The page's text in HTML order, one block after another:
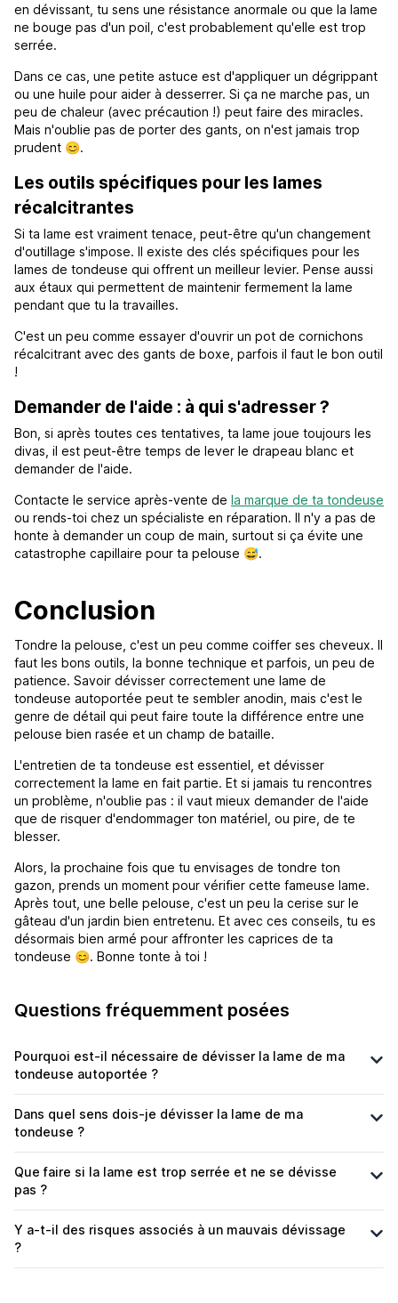
en dévissant, tu sens une résistance anormale ou que la lame
ne bouge pas d'un poil, c'est probablement qu'elle est trop
serrée.
Dans ce cas, une petite astuce est d'appliquer un dégrippant
ou une huile pour aider à desserrer. Si ça ne marche pas, un
peu de chaleur (avec précaution !) peut faire des miracles.
Mais n'oublie pas de porter des gants, on n'est jamais trop
prudent 😊.
Les outils spécifiques pour les lames
récalcitrantes
Si ta lame est vraiment tenace, peut-être qu'un changement
d'outillage s'impose. Il existe des clés spécifiques pour les
lames de tondeuse qui offrent un meilleur levier. Pense aussi
aux étaux qui permettent de maintenir fermement la lame
pendant que tu la travailles.
C'est un peu comme essayer d'ouvrir un pot de cornichons
récalcitrant avec des gants de boxe, parfois il faut le bon outil
!
Demander de l'aide : à qui s'adresser ?
Bon, si après toutes ces tentatives, ta lame joue toujours les
divas, il est peut-être temps de lever le drapeau blanc et
demander de l'aide.
Contacte le service après-vente de la marque de ta tondeuse
ou rends-toi chez un spécialiste en réparation. Il n'y a pas de
honte à demander un coup de main, surtout si ça évite une
catastrophe capillaire pour ta pelouse 😅.
Conclusion
Tondre la pelouse, c'est un peu comme coiffer ses cheveux. Il
faut les bons outils, la bonne technique et parfois, un peu de
patience. Savoir dévisser correctement une lame de
tondeuse autoportée peut te sembler anodin, mais c'est le
genre de détail qui peut faire toute la différence entre une
pelouse bien rasée et un champ de bataille.
L'entretien de ta tondeuse est essentiel, et dévisser
correctement la lame en fait partie. Et si jamais tu rencontres
un problème, n'oublie pas : il vaut mieux demander de l'aide
que de risquer d'endommager ton matériel, ou pire, de te
blesser.
Alors, la prochaine fois que tu envisages de tondre ton
gazon, prends un moment pour vérifier cette fameuse lame.
Après tout, une belle pelouse, c'est un peu la cerise sur le
gâteau d'un jardin bien entretenu. Et avec ces conseils, tu es
désormais bien armé pour affronter les caprices de ta
tondeuse 😊. Bonne tonte à toi !
Questions fréquemment posées
Pourquoi est-il nécessaire de dévisser la lame de ma
tondeuse autoportée ?
Dans quel sens dois-je dévisser la lame de ma
tondeuse ?
Que faire si la lame est trop serrée et ne se dévisse
pas ?
Y a-t-il des risques associés à un mauvais dévissage
?